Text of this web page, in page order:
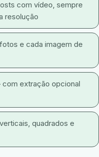
com vídeo, sempre
resolução
e cada imagem de
extração opcional
quadrados e